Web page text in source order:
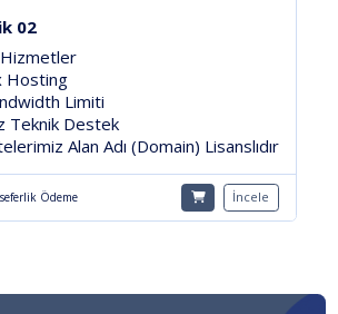
Avukat Hukuk 2024
Pakete Dahil Hizmetler
1 Yıl Ücretsiz 1Gb Linux Hosting
5 Gb Aylık Bandwidth Limiti
Ücretsiz Teknik Destek
Tüm Hazır Sitelerimiz Alan Adı (Domain)
3.400 TL / tek seferlik Ödeme